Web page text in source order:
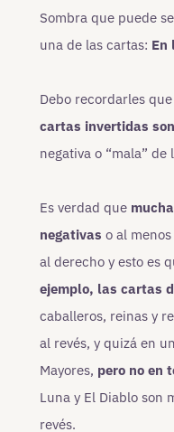
Sombra que puede
una de las cartas: En
Debo recordarles que
cartas invertidas
negativa o “mala”
Es verdad que
negativas o al
al derecho y esto es
ejemplo, las cartas
caballeros, reinas y
al revés, y quizá en
Mayores, pero no en
Luna y El Diablo son
revés.